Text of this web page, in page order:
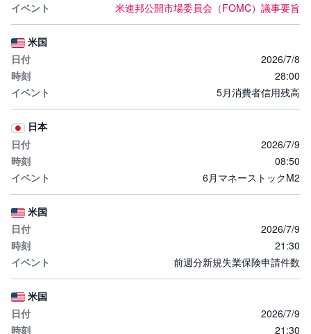
米連邦公開市場委員会（FOMC）議事要旨
米国
2026/7/8
28:00
5月消費者信用残高
日本
2026/7/9
08:50
6月マネーストックM2
米国
2026/7/9
21:30
前週分新規失業保険申請件数
米国
2026/7/9
21:30